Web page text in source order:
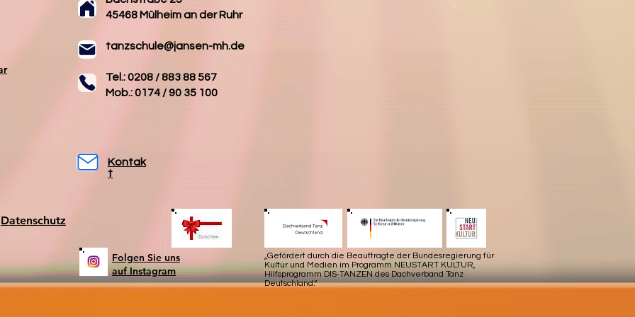
45468 Mülheim an der Ruhr
tanzschule@jansen-mh.de
Tel.: 0208 / 883 88 567
Mob.: 0174 / 90 35 100
Kontak
t
Datenschutz
Folgen Sie uns
auf Instagram
„Gefördert durch die Beauftragte der Bundesregierung für
Kultur und Medien im Programm NEUSTART KULTUR,
Hilfsprogramm DIS-TANZEN des Dachverband Tanz
Deutschland.“